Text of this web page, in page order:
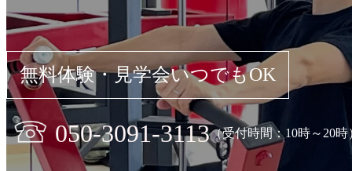
無料体験・見学会いつでもOK
050-3091-3113（受付時間：10時～20時